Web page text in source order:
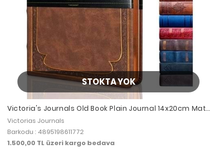
STOKTA YOK
Victoria's Journals Old Book Plain Journal 14x20cm Matt
Brown
Victorias Journals
Barkodu : 4895198611772
1.500,00 TL üzeri kargo bedava